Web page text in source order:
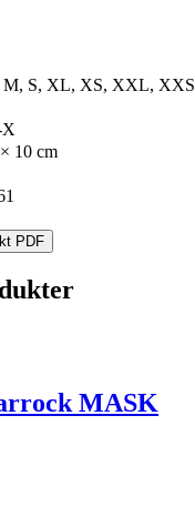
S, XL, XS, XXL, XXS
X
10 cm
PDF
MASK